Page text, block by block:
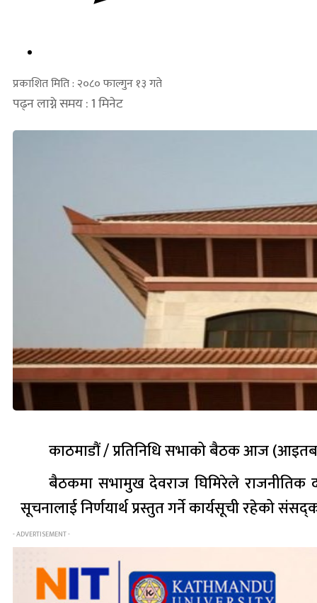
प्रकाशित मिति : २०८० फाल्गुन १३ गते
पढ्न लाग्ने समय : 1 मिनेट
काठमाडौं / प्रतिनिधि सभाको बैठक आज
बैठकमा सभामुख देवराज घिमिरेले राजनीतिक
सूचनालाई निर्णयार्थ प्रस्तुत गर्ने कार्यसूची रहेको
- ADVERTISEMENT -